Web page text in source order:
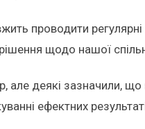
проводити
щодо нашої
деякі зазначили, що
ефектних